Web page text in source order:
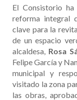
El Consistorio
reforma integral
clave para la
de un espacio
alcaldesa, Rosa
Felipe García y
municipal y
visitado la zona
las obras,